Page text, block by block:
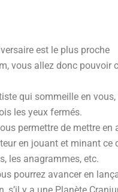
est le plus proche
vous allez donc pouvoir
qui sommeille en
les yeux fermés.
permettre de mettre
en jouant et minant ce
les anagrammes, etc.
pourrez avancer en